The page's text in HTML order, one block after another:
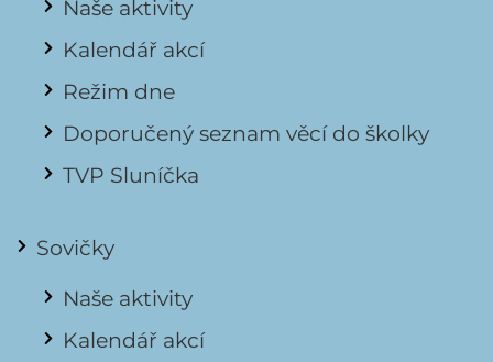
Naše aktivity
Kalendář akcí
Režim dne
Doporučený seznam věcí do školky
TVP Sluníčka
Sovičky
Naše aktivity
Kalendář akcí